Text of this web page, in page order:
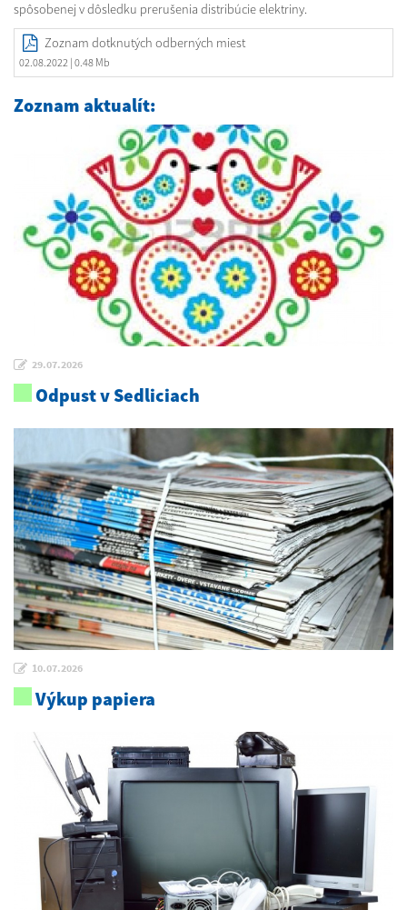
spôsobenej v dôsledku prerušenia distribúcie elektriny.
Zoznam dotknutých odberných miest
02.08.2022 | 0.48 Mb
Zoznam aktualít:
29.07.2026
Odpust v Sedliciach
10.07.2026
Výkup papiera